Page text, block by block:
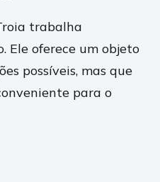
trabalha
Ele oferece um objeto
possíveis, mas que
para o